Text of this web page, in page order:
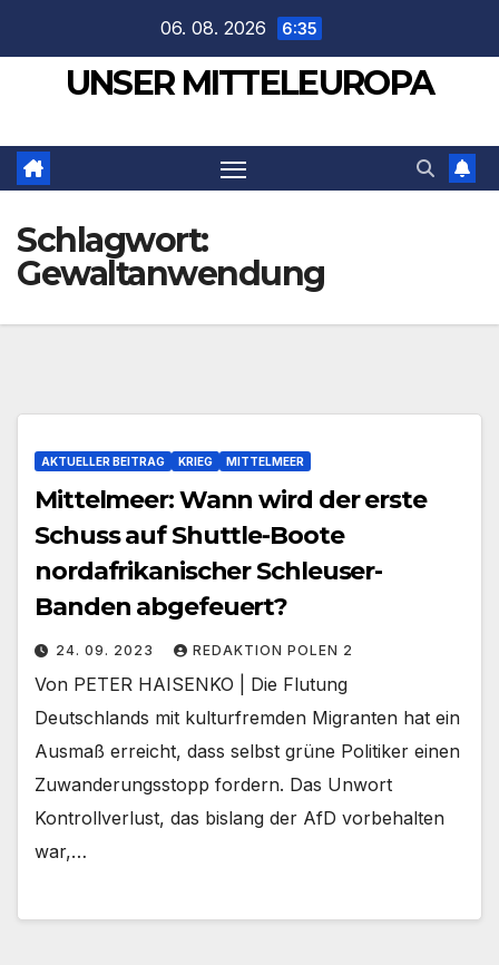
springen
06. 08. 2026 6:35
UNSER MITTELEUROPA
Schlagwort:
Gewaltanwendung
AKTUELLER BEITRAG KRIEG MITTELMEER
Mittelmeer: Wann wird der erste
Schuss auf Shuttle-Boote
nordafrikanischer Schleuser-
Banden abgefeuert?
24. 09. 2023 REDAKTION POLEN 2
Von PETER HAISENKO | Die Flutung
Deutschlands mit kulturfremden Migranten hat ein
Ausmaß erreicht, dass selbst grüne Politiker einen
Zuwanderungsstopp fordern. Das Unwort
Kontrollverlust, das bislang der AfD vorbehalten
war,…